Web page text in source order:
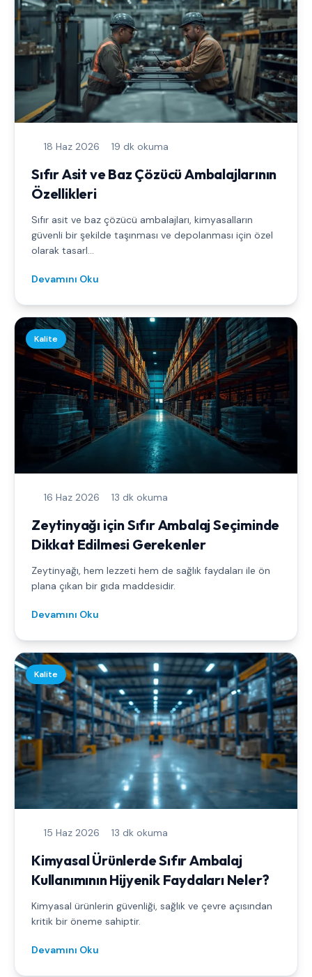
18 Haz 2026 19 dk okuma
Sıfır Asit ve Baz Çözücü Ambalajlarının
Özellikleri
Sıfır asit ve baz çözücü ambalajları, kimyasalların
güvenli bir şekilde taşınması ve depolanması için özel
olarak tasarl...
Devamını Oku
Kalite
16 Haz 2026 13 dk okuma
Zeytinyağı için Sıfır Ambalaj Seçiminde
Dikkat Edilmesi Gerekenler
Zeytinyağı, hem lezzeti hem de sağlık faydaları ile ön
plana çıkan bir gıda maddesidir.
Devamını Oku
Kalite
15 Haz 2026 13 dk okuma
Kimyasal Ürünlerde Sıfır Ambalaj
Kullanımının Hijyenik Faydaları Neler?
Kimyasal ürünlerin güvenliği, sağlık ve çevre açısından
kritik bir öneme sahiptir.
Devamını Oku